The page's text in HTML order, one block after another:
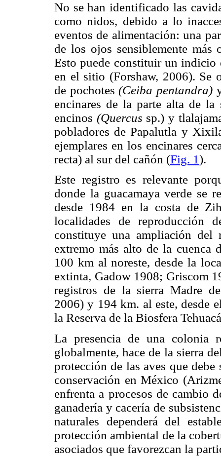
No se han identificado las
como nidos, debido a lo
eventos de alimentación: una
de los ojos sensiblemente más
Esto puede constituir un indicio
en el sitio (Forshaw, 2006). Se
de pochotes(Ceiba pentandra)
encinares de la parte alta de la
encinos (Quercus sp.) y
pobladores de Papalutla y
ejemplares en los encinares
recta) al sur del cañón (Fig. 1).
Este registro es relevante
donde la guacamaya verde se
desde 1984 en la costa de
localidades de reproducción
constituye una ampliación del
extremo más alto de la cuenca
100 km al noreste, desde la
extinta, Gadow 1908; Griscom
registros de la sierra Madre
2006) y 194 km. al este, desde
la Reserva de la Biosfera
La presencia de una colonia
globalmente, hace de la sierra
protección de las aves que debe
conservación en México
enfrenta a procesos de cambio
ganadería y cacería de
naturales dependerá del
protección ambiental de la
asociados que favorezcan la